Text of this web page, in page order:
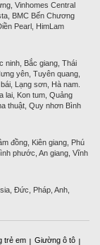
Vinhomes Central
BMC Bến Chương
Pearl, HimLam
ninh, Bắc giang, Thái
yên, Tuyên quang,
Lạng sơn, Hà nam.
lai, Kon tum, Quảng
thuật, Quy nhơn Bình
đồng, Kiên giang, Phú
phước, An giang, Vĩnh
Đức, Pháp, Anh,
trẻ em | Giường ô tô |